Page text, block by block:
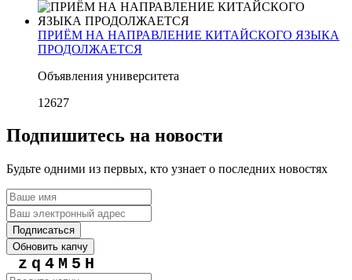
ПРИЁМ НА НАПРАВЛЕНИЕ КИТАЙСКОГО ЯЗЫКА
ПРОДОЛЖАЕТСЯ
Объявления университета
12627
Подпишитесь на новости
Будьте одними из первых, кто узнает о последних новостях
Подписаться
Обновить капчу
zq4M5H